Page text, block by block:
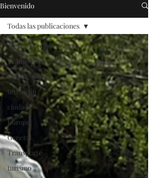
Bienvenido
Todas las publicaciones
Transporte
Urbanismo
territorio
ciudad
Europa
General
Transporte
turismo
Todas las publicaciones